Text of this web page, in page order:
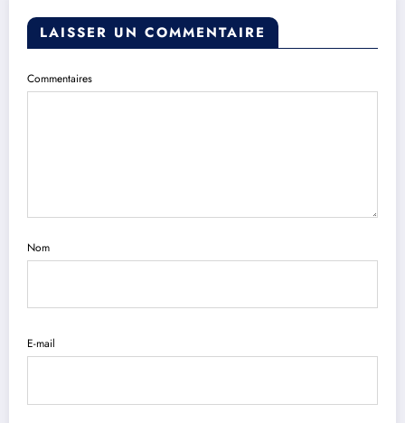
LAISSER UN COMMENTAIRE
Commentaires
Nom
E-mail